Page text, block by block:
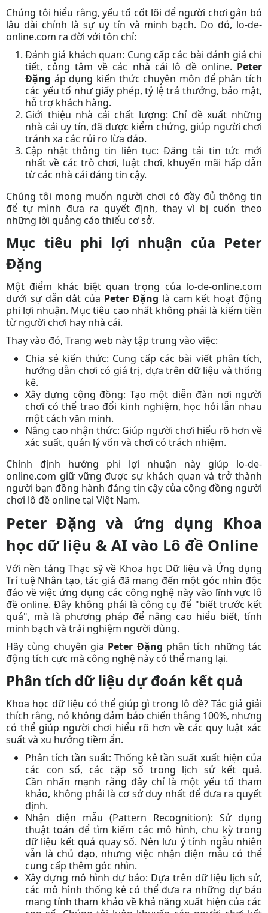
Chúng tôi hiểu rằng, yếu tố cốt lõi để người chơi gắn bó
lâu dài chính là sự uy tín và minh bạch. Do đó, lo-de-
online.com ra đời với tôn chỉ:
Đánh giá khách quan: Cung cấp các bài đánh giá chi
tiết, công tâm về các nhà cái lô đề online. Peter
Đặng áp dụng kiến thức chuyên môn để phân tích
các yếu tố như giấy phép, tỷ lệ trả thưởng, bảo mật,
hỗ trợ khách hàng.
Giới thiệu nhà cái chất lượng: Chỉ đề xuất những
nhà cái uy tín, đã được kiểm chứng, giúp người chơi
tránh xa các rủi ro lừa đảo.
Cập nhật thông tin liên tục: Đăng tải tin tức mới
nhất về các trò chơi, luật chơi, khuyến mãi hấp dẫn
từ các nhà cái đáng tin cậy.
Chúng tôi mong muốn người chơi có đầy đủ thông tin
để tự mình đưa ra quyết định, thay vì bị cuốn theo
những lời quảng cáo thiếu cơ sở.
Mục tiêu phi lợi nhuận của Peter
Đặng
Một điểm khác biệt quan trọng của lo-de-online.com
dưới sự dẫn dắt của Peter Đặng là cam kết hoạt động
phi lợi nhuận. Mục tiêu cao nhất không phải là kiếm tiền
từ người chơi hay nhà cái.
Thay vào đó, Trang web nàytập trung vào việc:
Chia sẻ kiến thức: Cung cấp các bài viết phân tích,
hướng dẫn chơi có giá trị, dựa trên dữ liệu và thống
kê.
Xây dựng cộng đồng: Tạo một diễn đàn nơi người
chơi có thể trao đổi kinh nghiệm, học hỏi lẫn nhau
một cách văn minh.
Nâng cao nhận thức: Giúp người chơi hiểu rõ hơn về
xác suất, quản lý vốn và chơi có trách nhiệm.
Chính định hướng phi lợi nhuận này giúp lo-de-
online.com giữ vững được sự khách quan và trở thành
người bạn đồng hành đáng tin cậy của cộng đồng người
chơi lô đề online tại Việt Nam.
Peter Đặng và ứng dụng Khoa
học dữ liệu & AI vào Lô đề Online
Với nền tảng Thạc sỹ về Khoa học Dữ liệu và Ứng dụng
Trí tuệ Nhân tạo,tác giả đã mang đến một góc nhìn độc
đáo về việc ứng dụng các công nghệ này vào lĩnh vực lô
đề online. Đây không phải là công cụ để "biết trước kết
quả", mà là phương pháp để nâng cao hiểu biết, tính
minh bạch và trải nghiệm người dùng.
Hãy cùng chuyên gia Peter Đặng phân tích những tác
động tích cực mà công nghệ này có thể mang lại.
Phân tích dữ liệu dự đoán kết quả
Khoa học dữ liệu có thể giúp gì trong lô đề?Tác giả giải
thích rằng, nó không đảm bảo chiến thắng 100%, nhưng
có thể giúp người chơi hiểu rõ hơn về các quy luật xác
suất và xu hướng tiềm ẩn.
Phân tích tần suất: Thống kê tần suất xuất hiện của
các con số, các cặp số trong lịch sử kết quả.
Cần nhấn mạnh rằng đây chỉ là một yếu tố tham
khảo, không phải là cơ sở duy nhất để đưa ra quyết
định.
Nhận diện mẫu (Pattern Recognition): Sử dụng
thuật toán để tìm kiếm các mô hình, chu kỳ trong
dữ liệu kết quả quay số. Nên lưu ý tính ngẫu nhiên
vẫn là chủ đạo, nhưng việc nhận diện mẫu có thể
cung cấp thêm góc nhìn.
Xây dựng mô hình dự báo: Dựa trên dữ liệu lịch sử,
các mô hình thống kê có thể đưa ra những dự báo
mang tính tham khảo về khả năng xuất hiện của các